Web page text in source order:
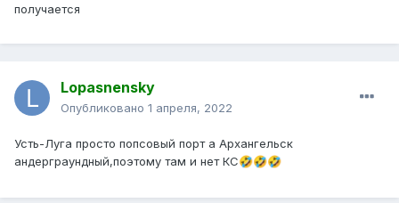
получается
Lopasnensky
Опубликовано 1 апреля, 2022
Усть-Луга просто попсовый порт а Архангельск
андерграундный,поэтому там и нет КС🤣🤣🤣